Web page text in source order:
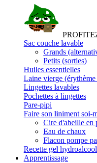
Sac couche lavable
Grands
Petits (sorties)
Huiles essentielles
Laine vierge (érythème
Lingettes lavables
Pochettes à lingettes
Pare-pipi
Faire son liniment soi-
Cire d'abeille en
Eau de chaux
Flacon pompe
Recette gel
Apprentissage